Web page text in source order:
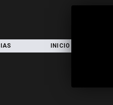
INICIO